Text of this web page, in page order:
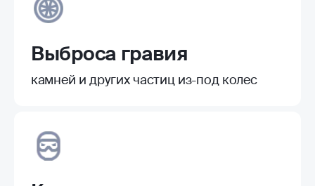
Выброса гравия
камней и других частиц из-под колес